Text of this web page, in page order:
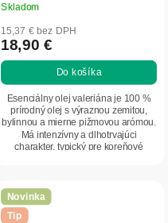
Skladom
15,37 € bez DPH
18,90 €
Do košíka
Esenciálny olej valeriána je 100 %
prírodný olej s výraznou zemitou,
bylinnou a mierne pižmovou arómou.
Má intenzívny a dlhotrvajúci
charakter, typický pre koreňové
Novinka
Tip